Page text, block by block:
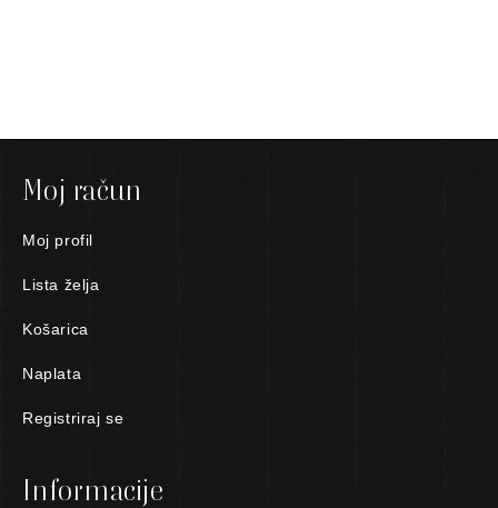
Moj račun
Moj profil
Lista želja
Košarica
Naplata
Registriraj se
Informacije